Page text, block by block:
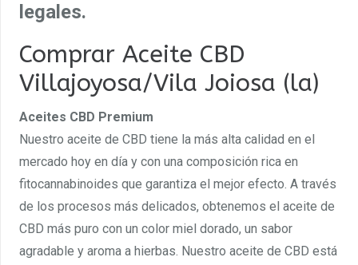
legales.
Comprar Aceite CBD
Villajoyosa/Vila Joiosa (la)
Aceites CBD Premium
Nuestro aceite de CBD tiene la más alta calidad en el
mercado hoy en día y con una composición rica en
fitocannabinoides que garantiza el mejor efecto. A través
de los procesos más delicados, obtenemos el aceite de
CBD más puro con un color miel dorado, un sabor
agradable y aroma a hierbas. Nuestro aceite de CBD está